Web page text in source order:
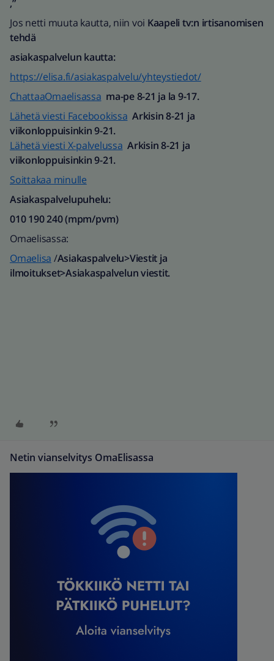
,”
Jos netti muuta kautta, niin voi Kaapeli tv:n irtisanomisen
tehdä
asiakaspalvelun kautta:
https://elisa.fi/asiakaspalvelu/yhteystiedot/
ChattaaOmaelisassa ma-pe 8-21 ja la 9-17.
Lähetä viesti Facebookissa Arkisin 8-21 ja
viikonloppuisinkin 9-21.
Lähetä viesti X-palvelussa Arkisin 8-21 ja
viikonloppuisinkin 9-21.
Soittakaa minulle
Asiakaspalvelupuhelu:
010 190 240 (mpm/pvm)​
Omaelisassa:
Omaelisa /Asiakaspalvelu>Viestit ja
ilmoitukset>Asiakaspalvelun viestit.
Netin vianselvitys OmaElisassa